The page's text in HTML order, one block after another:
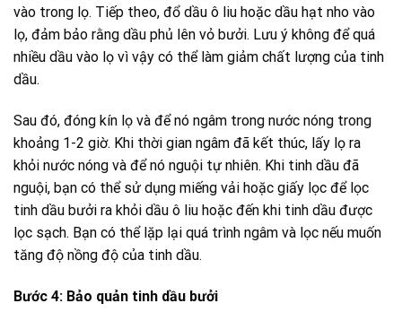
vào trong lọ. Tiếp theo, đổ dầu ô liu hoặc dầu hạt nho vào
lọ, đảm bảo rằng dầu phủ lên vỏ bưởi. Lưu ý không để quá
nhiều dầu vào lọ vì vậy có thể làm giảm chất lượng của tinh
dầu.
Sau đó, đóng kín lọ và để nó ngâm trong nước nóng trong
khoảng 1-2 giờ. Khi thời gian ngâm đã kết thúc, lấy lọ ra
khỏi nước nóng và để nó nguội tự nhiên. Khi tinh dầu đã
nguội, bạn có thể sử dụng miếng vải hoặc giấy lọc để lọc
tinh dầu bưởi ra khỏi dầu ô liu hoặc đến khi tinh dầu được
lọc sạch. Bạn có thể lặp lại quá trình ngâm và lọc nếu muốn
tăng độ nồng độ của tinh dầu.
Bước 4: Bảo quản tinh dầu bưởi